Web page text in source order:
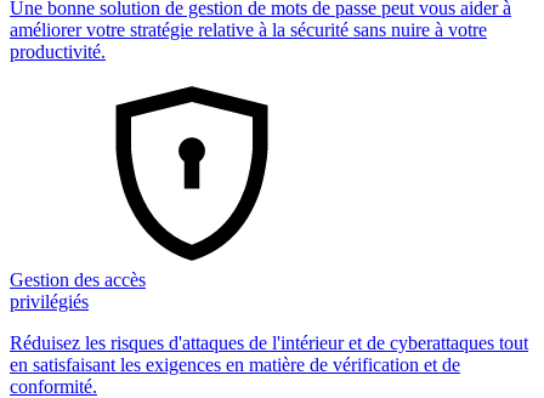
Une bonne solution de gestion de mots de passe peut vous aider à
améliorer votre stratégie relative à la sécurité sans nuire à votre
productivité.
Gestion des accès
privilégiés
Réduisez les risques d'attaques de l'intérieur et de cyberattaques tout
en satisfaisant les exigences en matière de vérification et de
conformité.